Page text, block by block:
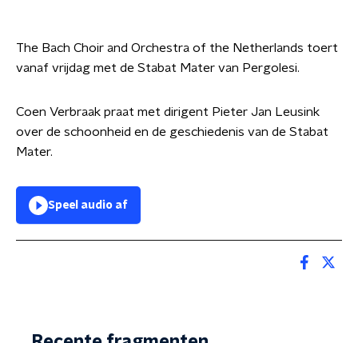
The Bach Choir and Orchestra of the Netherlands toert
vanaf vrijdag met de Stabat Mater van Pergolesi.
Coen Verbraak praat met dirigent Pieter Jan Leusink
over de schoonheid en de geschiedenis van de Stabat
Mater.
Speel audio af